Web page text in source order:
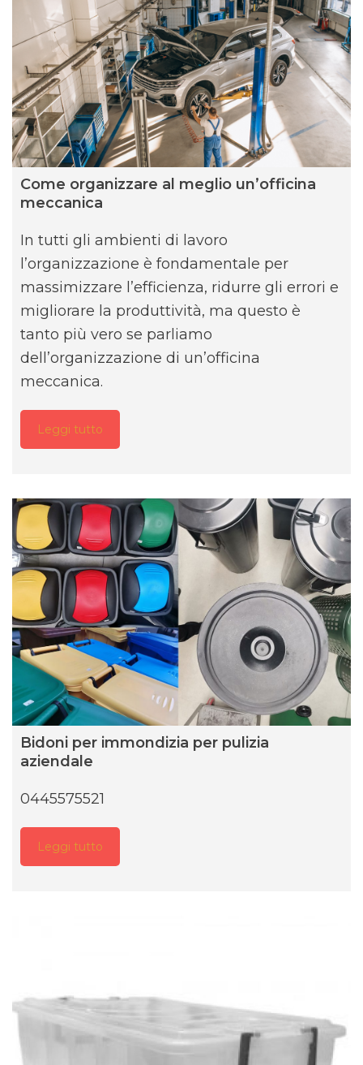
Come organizzare al meglio un’officina
meccanica
In tutti gli ambienti di lavoro
l’organizzazione è fondamentale per
massimizzare l’efficienza, ridurre gli errori e
migliorare la produttività, ma questo è
tanto più vero se parliamo
dell’organizzazione di un’officina
meccanica.
Leggi tutto
Bidoni per immondizia per pulizia
aziendale
0445575521
Leggi tutto